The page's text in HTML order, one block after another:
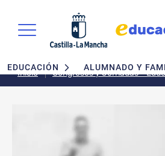
Navegación principal
EDUCACIÓN ALUMNADO Y
Inicio Congresos y Jornadas -